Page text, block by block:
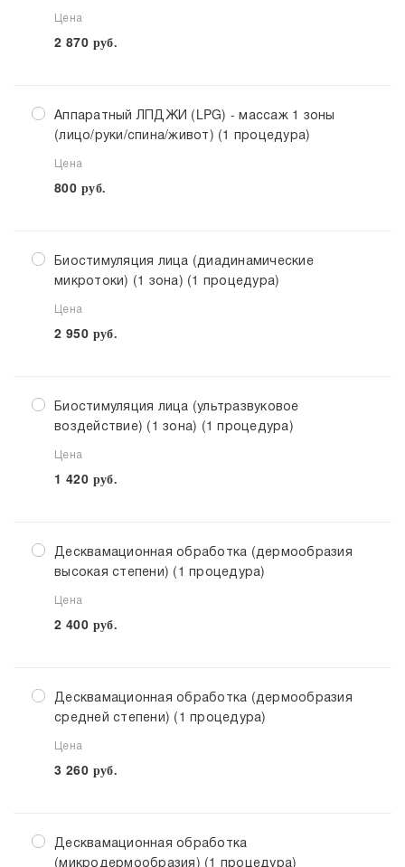
Цена
2 870 руб.
Аппаратный ЛПДЖИ (LPG) - массаж 1 зоны
(лицо/руки/спина/живот) (1 процедура)
Цена
800 руб.
Биостимуляция лица (диадинамические
микротоки) (1 зона) (1 процедура)
Цена
2 950 руб.
Биостимуляция лица (ультразвуковое
воздействие) (1 зона) (1 процедура)
Цена
1 420 руб.
Десквамационная обработка (дермообразия
высокая степени) (1 процедура)
Цена
2 400 руб.
Десквамационная обработка (дермообразия
средней степени) (1 процедура)
Цена
3 260 руб.
Десквамационная обработка
(микродермообразия) (1 процедура)